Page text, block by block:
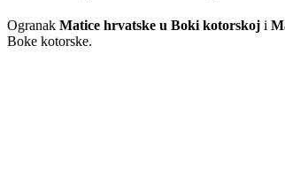
Ogranak Matice hrvatske u Boki kotorskoj i
Boke kotorske.